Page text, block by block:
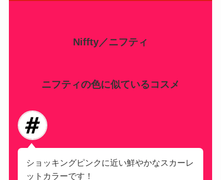
Niffty／ニフティ
ニフティの色に似ているコスメ
ショッキングピンクに近い鮮やかなスカーレ
ットカラーです！